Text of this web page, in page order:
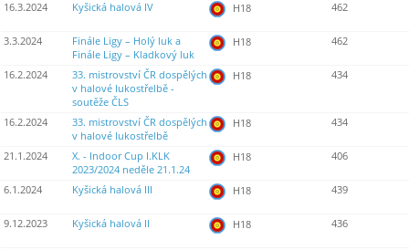
16.3.2024 Kyšická halová IV H18 462
3.3.2024
Finále Ligy – Holý luk a
Finále Ligy – Kladkový luk
H18 462
16.2.2024
33. mistrovství ČR dospělých
v halové lukostřelbě -
soutěže ČLS
H18 434
16.2.2024
33. mistrovství ČR dospělých
v halové lukostřelbě
H18 434
21.1.2024
X. - Indoor Cup I.KLK
2023/2024 neděle 21.1.24
H18 406
6.1.2024 Kyšická halová III H18 439
9.12.2023 Kyšická halová II H18 436